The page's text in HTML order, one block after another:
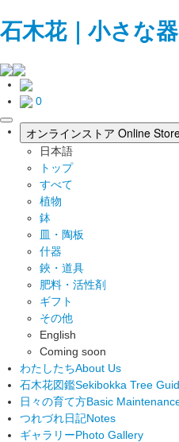
石木花｜小さな
0
toggle
navigation
オンラインストア Online
日本語
トップ
すべて
植物
鉢
皿・陶板
什器
鋏・道具
肥料・活性剤
ギフト
その他
English
Coming soon
わたしたちAbout Us
石木花図鑑Sekibokka Tree
日々の育て方Basic
つれづれ日記Notes
ギャラリーPhoto Gallery